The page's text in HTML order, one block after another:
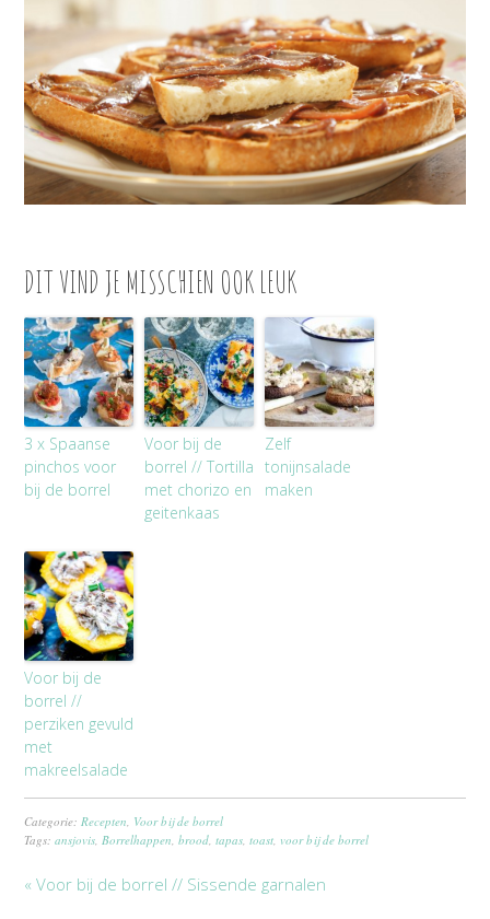
DIT VIND JE MISSCHIEN OOK LEUK
3 x Spaanse
pinchos voor
bij de borrel
Voor bij de
borrel // Tortilla
met chorizo en
geitenkaas
Zelf
tonijnsalade
maken
Voor bij de
borrel //
perziken gevuld
met
makreelsalade
Categorie: Recepten Voor bij de borrel
Tags:ansjovis Borrelhappen ,brood ,tapas ,toast voor bij de borrel
« Voor bij de borrel // Sissende garnalen